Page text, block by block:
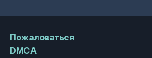
Пожаловаться
DMCA